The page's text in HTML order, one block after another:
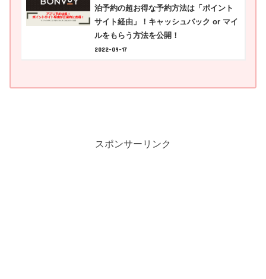
泊予約の超お得な予約方法は「ポイント
サイト経由」！キャッシュバック or マイ
ルをもらう方法を公開！
2022-09-17
スポンサーリンク